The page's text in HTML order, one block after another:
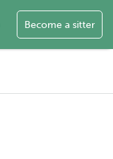
Become a sitter